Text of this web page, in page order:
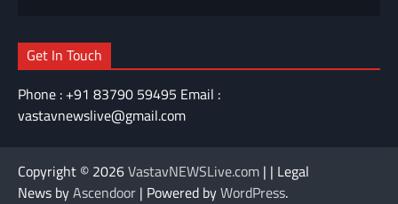
Get In Touch
Phone : +91 83790 59495 Email :
vastavnewslive@gmail.com
Copyright © 2026VastavNEWSLive.com | | Legal
News byAscendoor | Powered byWordPress.